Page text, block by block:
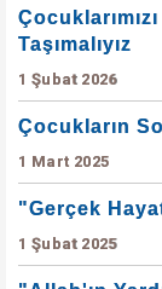
Taşımalıyız
1 Şubat 2026
Çocukların
1 Mart 2025
"Gerçek
1 Şubat 2025